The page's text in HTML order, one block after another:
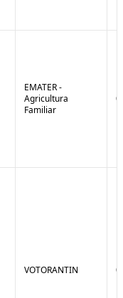
EMATER -
Agricultura
Familiar
VOTORANTIN